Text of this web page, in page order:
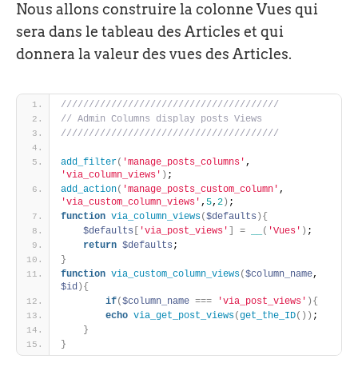
Nous allons construire la colonne Vues qui
sera dans le tableau des Articles et qui
donnera la valeur des vues des Articles.
///////////////////////////////////////
// Admin Columns display posts Views
///////////////////////////////////////
add_filter( 'manage_posts_columns'
'via_column_views' ) ;
add_action( 'manage_posts_custom_column'
'via_custom_column_views' , 5, 2 ) ;
function via_column_views($defaults ) {
$defaults
'via_post_views' = ( 'Vues' ) ;
return $defaults ;
}
function via_custom_column_views($column_name
$id ) {
if($column_name === 'via_post_views' ) {
echo via_get_post_views(get_the_ID( ) ) ;
}
}